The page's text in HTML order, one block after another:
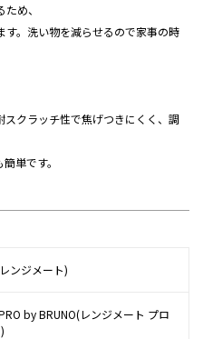
め、
。洗い物を減らせるので家事の時
クラッチ性で焦げつきにくく、調
単です。
ンジメート)
by BRUNO(レンジメート プロ